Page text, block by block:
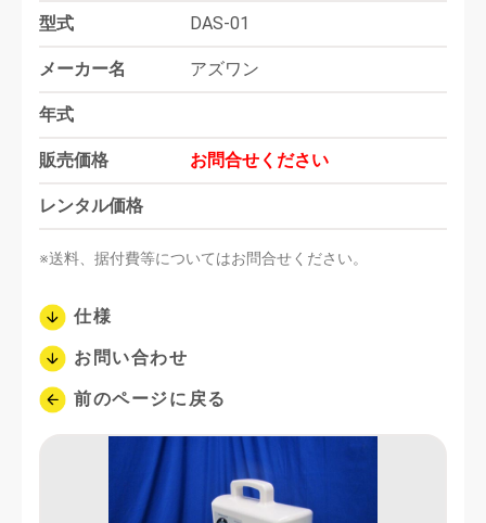
型式 DAS-01
メーカー名 アズワン
年式
販売価格 お問合せください
レンタル価格
※送料、据付費等についてはお問合せください。
仕様
お問い合わせ
前のページに戻る